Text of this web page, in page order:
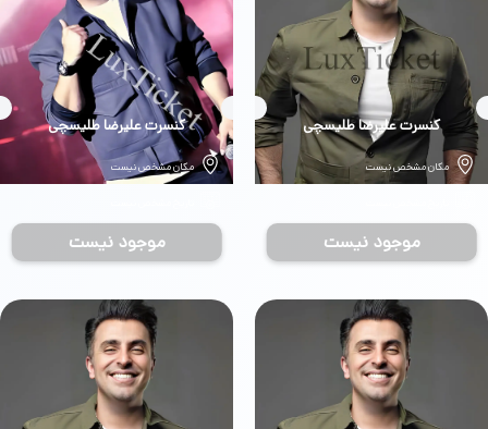
بلیط
کنسرت علیرضا طلیسچی
مکان مشخص نیست
موجود نیست
بلیط
کنسرت علیرضا طلیسچی
مکان مشخص نیست
موجود نیست